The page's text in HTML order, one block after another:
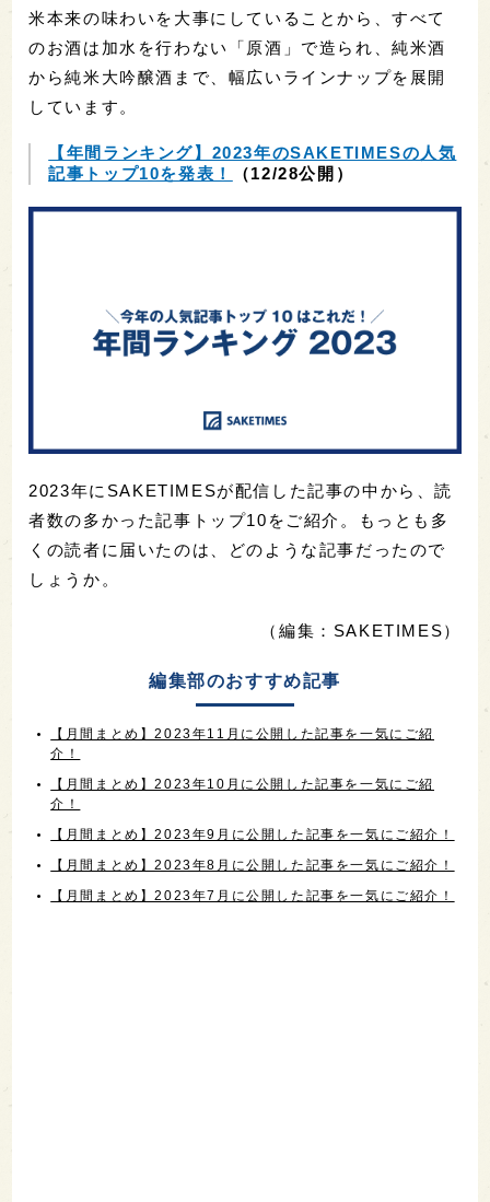
米本来の味わいを大事にしていることから、すべて
のお酒は加水を行わない「原酒」で造られ、純米酒
から純米大吟醸酒まで、幅広いラインナップを展開
しています。
【年間ランキング】2023年のSAKETIMESの人気
記事トップ10を発表！
（12/28公開）
2023年にSAKETIMESが配信した記事の中から、読
者数の多かった記事トップ10をご紹介。もっとも多
くの読者に届いたのは、どのような記事だったので
しょうか。
（編集：SAKETIMES）
編集部のおすすめ記事
【月間まとめ】2023年11月に公開した記事を一気にご紹
介！
【月間まとめ】2023年10月に公開した記事を一気にご紹
介！
【月間まとめ】2023年9月に公開した記事を一気にご紹介！
【月間まとめ】2023年8月に公開した記事を一気にご紹介！
【月間まとめ】2023年7月に公開した記事を一気にご紹介！